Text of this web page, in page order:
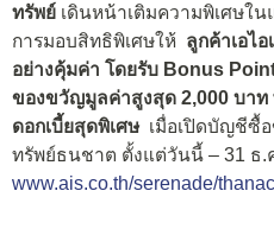
ทรัพย์ เดินหน้าเติมความพิเศษใน
การมอบสิทธิพิเศษให้ ลูกค้าเอไ
อย่างคุ้มค่า โดยรับ Bonus
ของขวัญมูลค่าสูงสุด 2,000 บาท
ดอกเบี้ยสุดพิเศษเมื่อเปิดบัญชีซื้อ
ทรัพย์ธนชาต ตั้งแต่วันนี้ – 31 ธ.
www.ais.co.th/serenade/